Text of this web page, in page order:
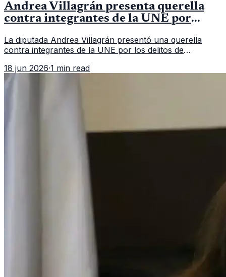
Andrea Villagrán presenta querella
contra integrantes de la UNE por
La diputada Andrea Villagrán presentó una querella
contra integrantes de la UNE por los delitos de
18 jun 2026·1 min read